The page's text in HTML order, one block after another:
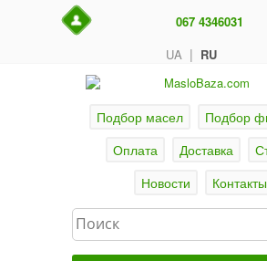
UA | RU
067 4346031
Подбор масел
Подбор
Оплата
Доставка
Новости
Контакты